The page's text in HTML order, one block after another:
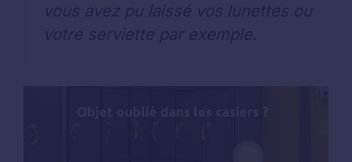
vous avez pu laissé vos lunettes ou
votre serviette par exemple.